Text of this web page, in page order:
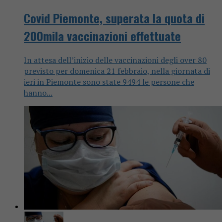
Covid Piemonte, superata la quota di
200mila vaccinazioni effettuate
In attesa dell’inizio delle vaccinazioni degli over 80
previsto per domenica 21 febbraio, nella giornata di
ieri in Piemonte sono state 9494 le persone che
hanno...